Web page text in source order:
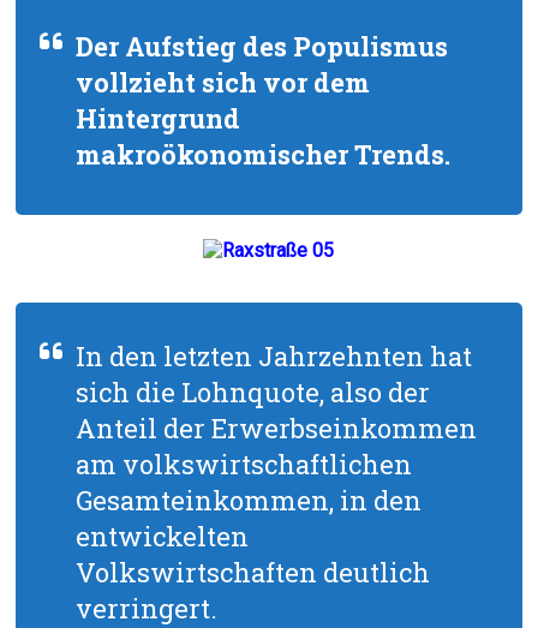
Der Aufstieg des Populismus
vollzieht sich vor dem
Hintergrund
makroökonomischer Trends.
In den letzten Jahrzehnten hat
sich die Lohnquote, also der
Anteil der Erwerbseinkommen
am volkswirtschaftlichen
Gesamteinkommen, in den
entwickelten
Volkswirtschaften deutlich
verringert.